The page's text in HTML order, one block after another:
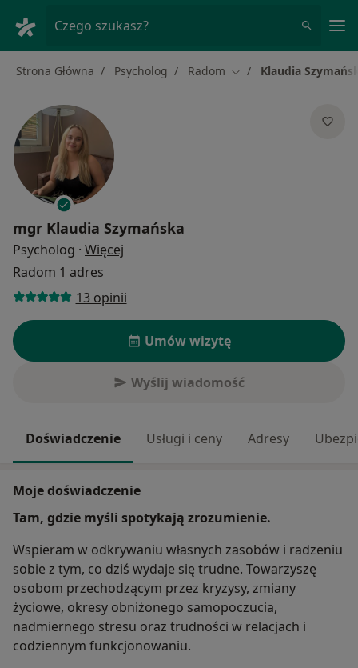
Czego szukasz?
Strona Główna Psycholog Radom Zmień miasto
Klaudia
mgr Klaudia Szymańska
Psycholog · Więcej
Radom 1 adres
13 opinii
Umów wizytę
Wyślij wiadomość
Doświadczenie Usługi i ceny Adresy
Moje doświadczenie
Tam, gdzie myśli spotykają zrozumienie.
Wspieram w odkrywaniu własnych zasobów i radzeniu
sobie z tym, co dziś wydaje się trudne. Towarzyszę
osobom przechodzącym przez kryzysy, zmiany
życiowe, okresy obniżonego samopoczucia,
nadmiernego stresu oraz trudności w relacjach i
codziennym funkcjonowaniu.